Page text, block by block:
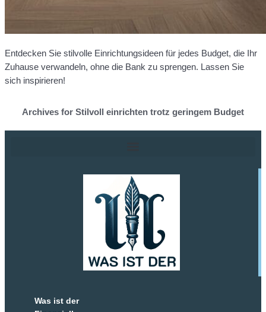
Entdecken Sie stilvolle Einrichtungsideen für jedes Budget, die Ihr
Zuhause verwandeln, ohne die Bank zu sprengen. Lassen Sie
sich inspirieren!
Archives for Stilvoll einrichten trotz geringem Budget
Was ist der